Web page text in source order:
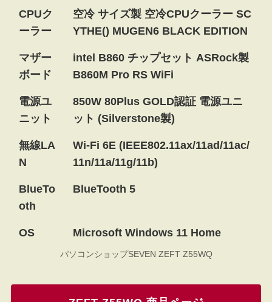
CPUク
ーラー
空冷 サイズ製 空冷CPUクーラー SC
YTHE() MUGEN6 BLACK EDITION
マザー
ボード
intel B860 チップセット ASRock製
B860M Pro RS WiFi
電源ユ
ニット
850W 80Plus GOLD認証 電源ユニ
ット (Silverstone製)
無線LA
N
Wi-Fi 6E (IEEE802.11ax/11ad/11ac/
11n/11a/11g/11b)
BlueTo
oth
BlueTooth 5
OS Microsoft Windows 11 Home
パソコンショップSEVEN ZEFT Z55WQ